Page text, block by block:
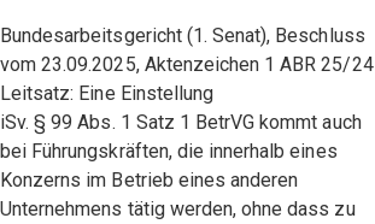
Bundesarbeitsgericht (1. Senat), Beschluss
vom 23.09.2025, Aktenzeichen 1 ABR 25/24
Leitsatz: Eine Einstellung
iSv. § 99 Abs. 1 Satz 1 BetrVG kommt auch
bei Führungskräften, die innerhalb eines
Konzerns im Betrieb eines anderen
Unternehmens tätig werden, ohne dass zu